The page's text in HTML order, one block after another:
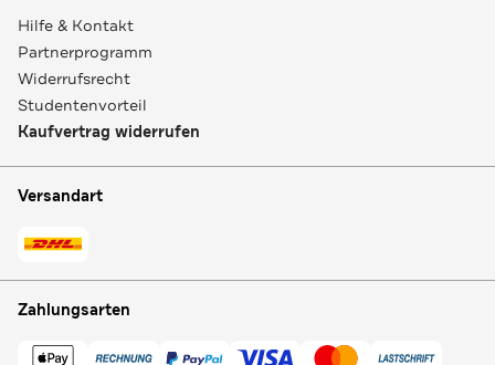
Hilfe & Kontakt
Partnerprogramm
Widerrufsrecht
Studentenvorteil
Kaufvertrag widerrufen
Versandart
Zahlungsarten